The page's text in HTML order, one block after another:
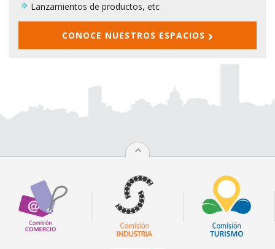
Lanzamientos de productos, etc
CONOCE NUESTROS ESPACIOS